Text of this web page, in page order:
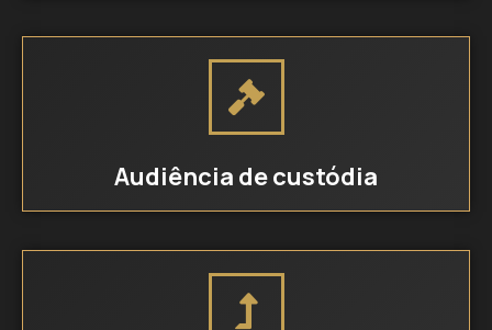
Audiência de custódia